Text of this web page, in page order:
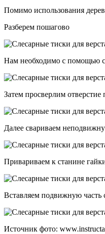
Помимо использования
Разберем пошагово
Нам необходимо с помощью
Затем просверлим отверстие
Далее свариваем
Привариваем к станине
Вставляем подвижную часть
Источник фото: